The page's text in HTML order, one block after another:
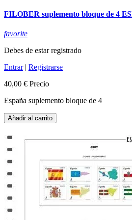
FILOBER suplemento bloque de 4
favorite
Debes de estar registrado
Entrar| Registrarse
40,00 € Precio
España suplemento bloque de 4
Añadir al carrito